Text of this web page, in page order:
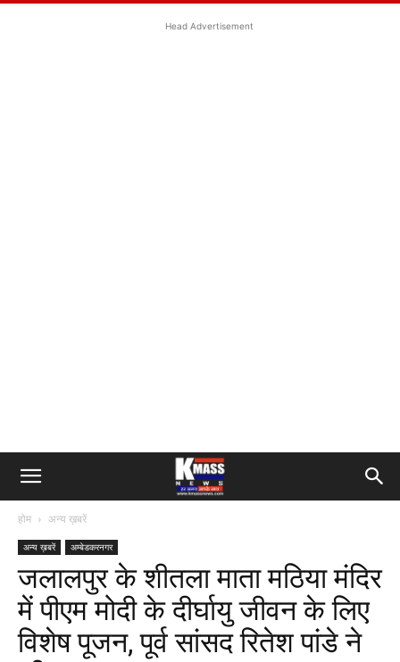
Head Advertisement
होम अन्य ख़बरें
अन्य ख़बरें अम्बेडकरनगर
जलालपुर के शीतला माता मठिया मंदिर
में पीएम मोदी के दीर्घायु जीवन के लिए
विशेष पूजन, पूर्व सांसद रितेश पांडे ने